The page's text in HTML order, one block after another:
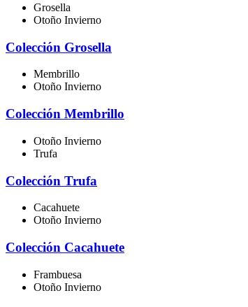
Grosella
Otoño Invierno
Colección Grosella
Membrillo
Otoño Invierno
Colección Membrillo
Otoño Invierno
Trufa
Colección Trufa
Cacahuete
Otoño Invierno
Colección Cacahuete
Frambuesa
Otoño Invierno